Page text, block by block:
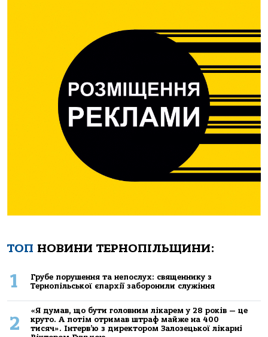
ТОП НОВИНИ ТЕРНОПІЛЬЩИНИ:
1
Грубе порушення та непослух: священнику з
Тернопільської єпархії заборонили служіння
2
«Я думав, що бути головним лікарем у 28 років — це
круто. А потім отримав штраф майже на 400
тисяч». Інтерв’ю з директором Залозецької лікарні